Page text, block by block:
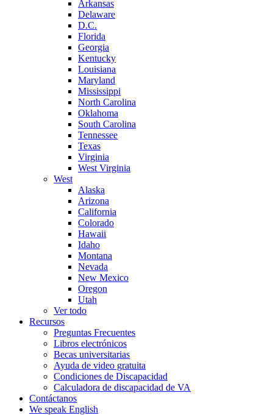
Arkansas
Delaware
D.C.
Florida
Georgia
Kentucky
Louisiana
Maryland
Mississippi
North Carolina
Oklahoma
South Carolina
Tennessee
Texas
Virginia
West Virginia
West
Alaska
Arizona
California
Colorado
Hawaii
Idaho
Montana
Nevada
New Mexico
Oregon
Utah
Ver todo
Recursos
Preguntas Frecuentes
Libros electrónicos
Becas universitarias
Ayuda de video gratuita
Condiciones de Discapacidad
Calculadora de discapacidad de VA
Contáctanos
We speak English